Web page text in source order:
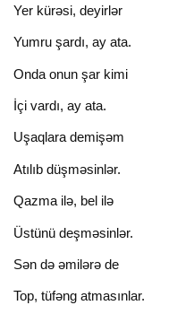
Yer kürəsi, deyirlər
Yumru şardı, ay ata.
Onda onun şar kimi
İçi vardı, ay ata.
Uşaqlara demişəm
Atılıb düşməsinlər.
Qazma ilə, bel ilə
Üstünü deşməsinlər.
Sən də əmilərə de
Top, tüfəng atmasınlar.